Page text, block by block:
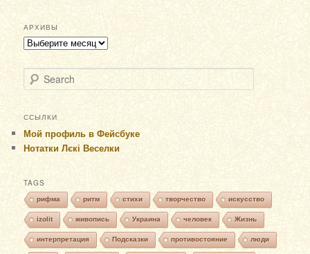
АРХИВЫ
Архивы
Search
ССЫЛКИ
Мой профиль в Фейсбуке
Нотатки Лєкі Веселки
TAGS
рифма ритм стихи творчество искусство
izolit живопись Украина человек Жизнь
интерпретация Подсказки противостояние люди